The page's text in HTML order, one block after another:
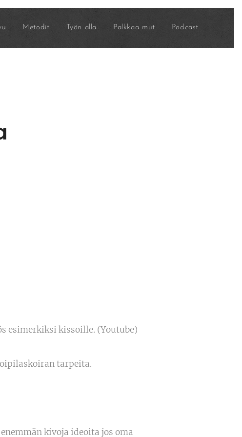
Metodit Työn alla Palkkaa mut Podcast
esimerkiksi kissoille. (Youtube)
tarpeita.
kivoja ideoita jos oma